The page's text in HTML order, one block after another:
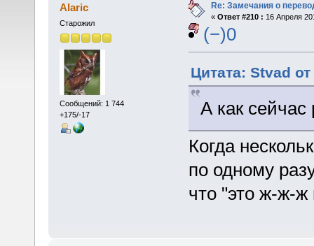
Alaric
Старожил
Сообщений: 1 744
+175/-17
Re: Замечания о
« Ответ #210 : 16 Апреля
(−)0
Цитата: Stvad
А как
Когда
по одному
что "это ж-ж-ж